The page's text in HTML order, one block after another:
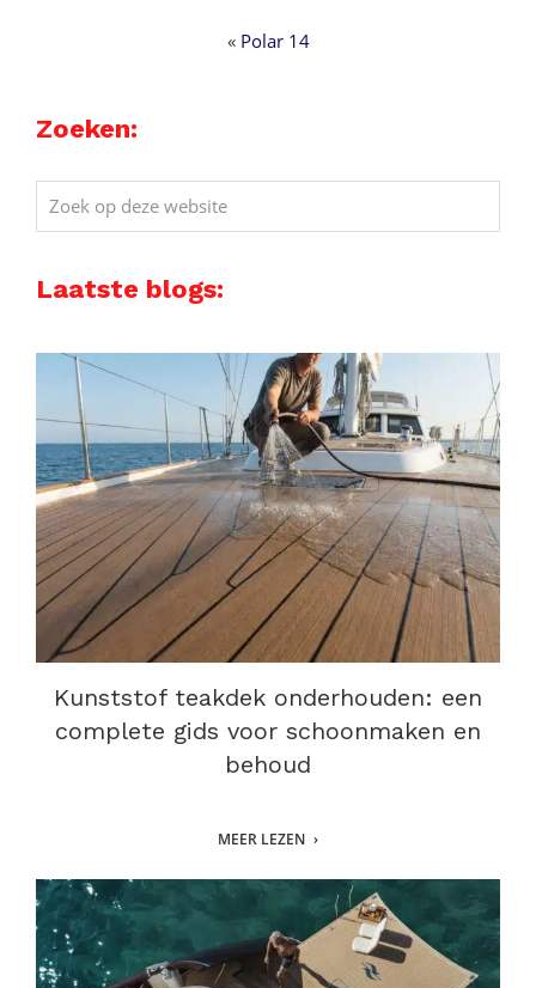
« Polar 14
Zoeken:
Zoek
op
website
Laatste blogs:
Kunststof teakdek onderhouden: een
complete gids voor schoonmaken en
behoud
MEER LEZEN